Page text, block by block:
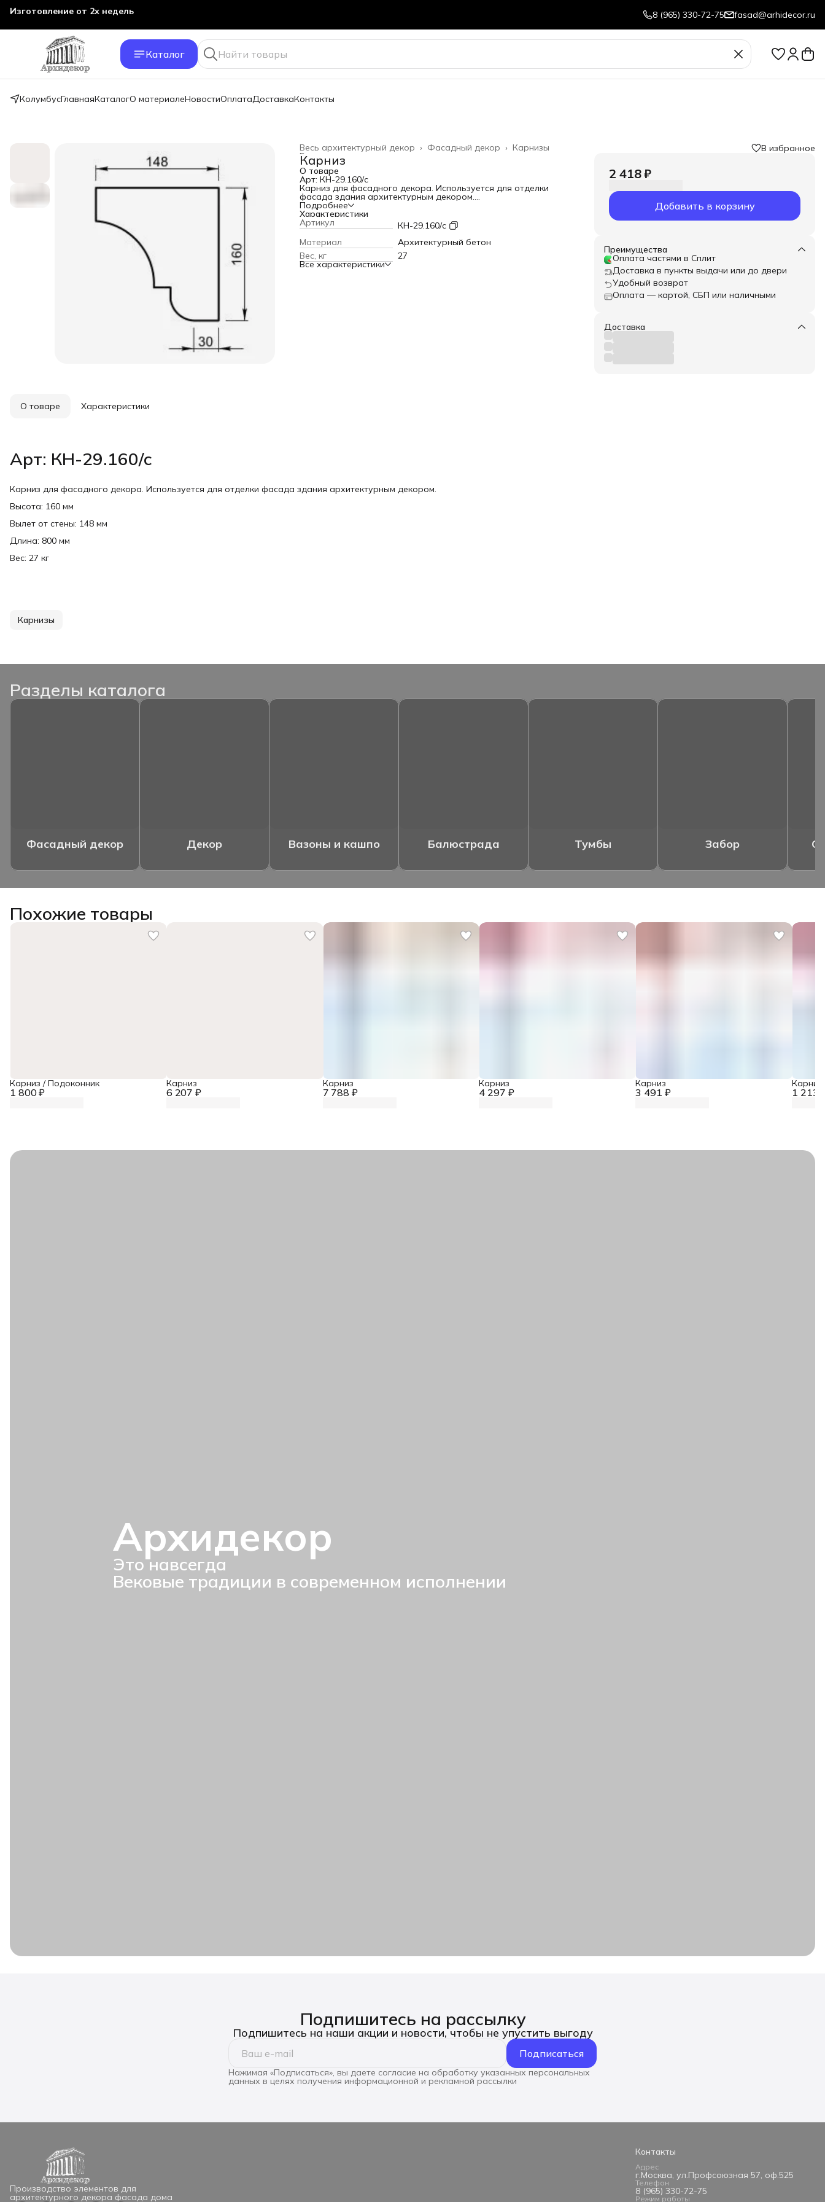
Изготовление от 2х недель 8 (965) 330-72-75 fasad@arhidecor.ru
Каталог
КолумбусГлавнаяКаталогО материалеНовостиОплатаДоставкаКонтакты
Карнизы
Фасадный декор ›
Весь архитектурный декор ›
Главная ›
Карниз
О товаре
Арт: КН-29.160/с
Карниз для фасадного декора. Используется для отделки
фасада здания архитектурным декором.
Высота: 160 мм
Вылет от стены: 148 мм
Длина: 800 мм
Вес: 27 кг
Подробнее
Характеристики
Артикул
КН-29.160/с
Материал
Архитектурный бетон
Вес, кг
27
Все характеристики
В избранное
2 418 ₽
Добавить в корзину
Преимущества
Оплата частями в Сплит
Доставка в пункты выдачи или до двери
Удобный возврат
Оплата — картой, СБП или наличными
Доставка
О товаре Характеристики
Арт: КН-29.160/с
Карниз для фасадного декора. Используется для отделки фасада здания архитектурным декором.
Высота: 160 мм
Вылет от стены: 148 мм
Длина: 800 мм
Вес: 27 кг
Карнизы
Разделы каталога
Фасадный декор Декор Вазоны и кашпо Балюстрада Тумбы Забор
Похожие товары
1 800 ₽
Карниз / Подоконник
6 207 ₽
Карниз
7 788 ₽
Карниз
4 297 ₽
Карниз
3 491 ₽
Карниз
1 213
Карниз
Архидекор
Это навсегда
Вековые традиции в современном исполнении
Подпишитесь на рассылку
Подпишитесь на наши акции и новости, чтобы не упустить выгоду
Подписаться
Нажимая «Подписаться», вы даете согласие на обработку указанных персональных
данных в целях получения информационной и рекламной рассылки
Производство элементов для
архитектурного декора фасада дома
Контакты
Адрес
г.Москва, ул.Профсоюзная 57, оф.525
Телефон
8 (965) 330-72-75
Режим работы